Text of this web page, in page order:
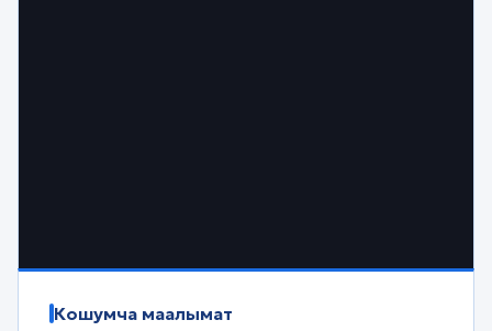
Кошумча маалымат